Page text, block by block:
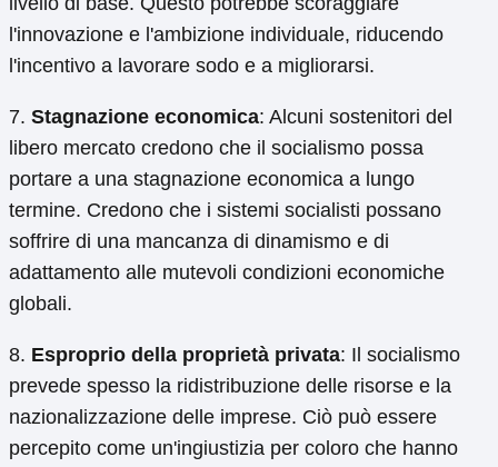
l'innovazione e l'ambizione individuale, riducendo
l'incentivo a lavorare sodo e a migliorarsi.
7. Stagnazione economica: Alcuni sostenitori del
libero mercato credono che il socialismo possa
portare a una stagnazione economica a lungo
termine. Credono che i sistemi socialisti possano
soffrire di una mancanza di dinamismo e di
adattamento alle mutevoli condizioni economiche
globali.
8. Esproprio della proprietà privata: Il socialismo
prevede spesso la ridistribuzione delle risorse e la
nazionalizzazione delle imprese. Ciò può essere
percepito come un'ingiustizia per coloro che hanno